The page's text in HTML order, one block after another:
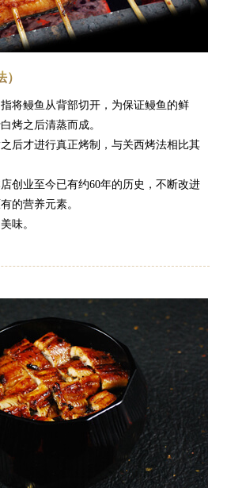
将鳗鱼从背部切开，为保证鳗鱼的鲜
烤之后清蒸而成。
后才进行真正烤制，与关西烤法相比其
创业至今已有约60年的历史，不断改进
的营养元素。
味。